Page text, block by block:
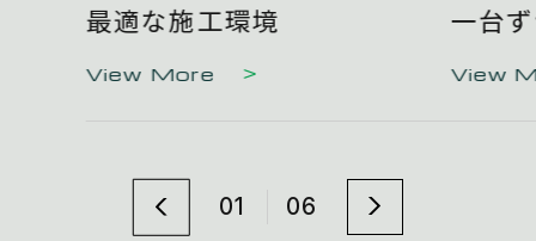
01 06
最適な施工環境
View More
一台
View